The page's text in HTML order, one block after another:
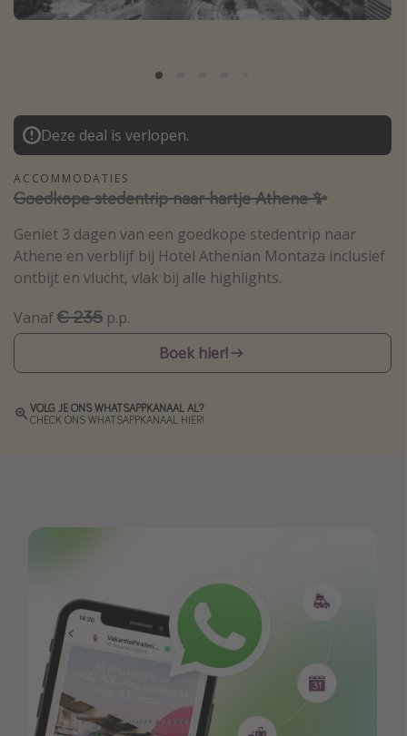
Thailand
Egypte
Overzicht
Weekendje weg
Autoverhuur
Vroegboeker
Groepsreizen
Vakantieparken
Single reizen
Reiskalender
25 beste pretparken
Beste keukens ter wereld
Center Parcs
Disneyland Parijs
Deze deal is verlopen.
ACCOMMODATIES
Goedkope stedentrip naar hartje Athene ✨
Geniet 3 dagen van een goedkope stedentrip naar
Athene en verblijf bij Hotel Athenian Montaza inclusief
ontbijt en vlucht, vlak bij alle highlights.
Vanaf€ 235 p.p.
Boek hier!
VOLG JE ONS WHATSAPPKANAAL AL?
CHECK ONS WHATSAPPKANAAL HIER!